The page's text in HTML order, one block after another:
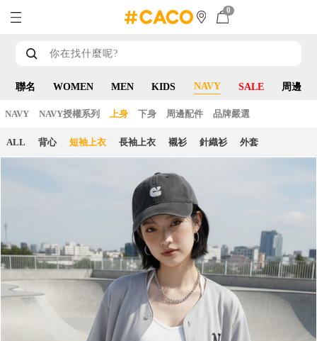
0
聯名 WOMEN MEN KIDS NAVY SALE 周邊
NAVY NAVY授權系列 上身 下身 周邊配件 品牌嚴選
ALL 背心 短袖上衣 長袖上衣 襯衫 針織衫 外套